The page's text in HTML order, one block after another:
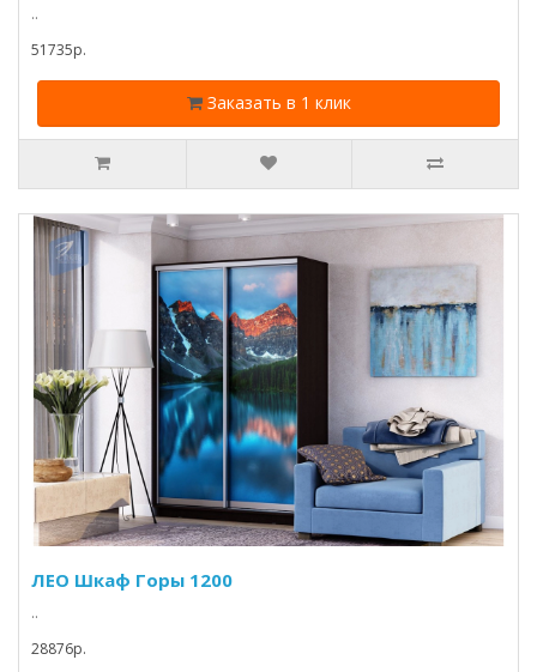
..
51735p.
Заказать в 1 клик
ЛЕО Шкаф Горы 1200
..
28876p.